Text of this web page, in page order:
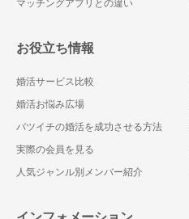
マッチングアプリとの違い
お役立ち情報
婚活サービス比較
婚活お悩み広場
バツイチの婚活を成功させる方法
実際の会員を見る
人気ジャンル別メンバー紹介